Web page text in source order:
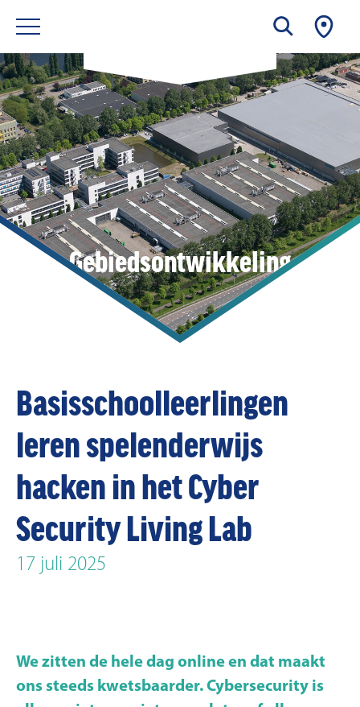
Gebiedsontwikkeling
Basisschoolleerlingen
leren spelenderwijs
hacken in het Cyber
Security Living Lab
17 juli 2025
We zitten de hele dag online en dat maakt
ons steeds kwetsbaarder. Cybersecurity is